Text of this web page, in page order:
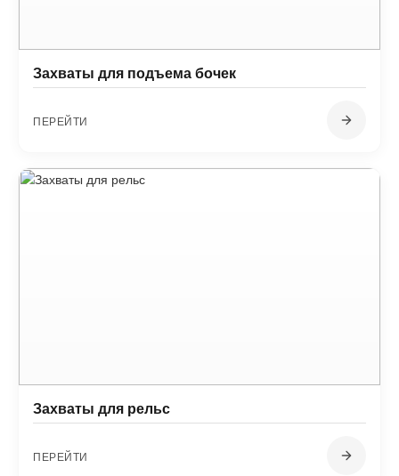
Захваты для подъема бочек
ПЕРЕЙТИ
Захваты для рельс
ПЕРЕЙТИ